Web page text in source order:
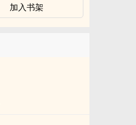
加入书架